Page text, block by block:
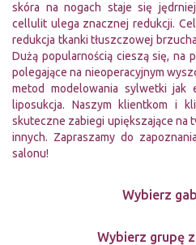
skóra na nogach staje się
cellulit ulega znacznej redukcji.
redukcja tkanki tłuszczowej
Dużą popularnością cieszą się, na
polegające na nieoperacyjnym
metod modelowania sylwetki jak
liposukcja. Naszym klientkom i
skuteczne zabiegi upiększające na
innych. Zapraszamy do
salonu!
Wybierz
Wybierz grupę